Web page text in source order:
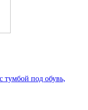
тумбой под обувь,